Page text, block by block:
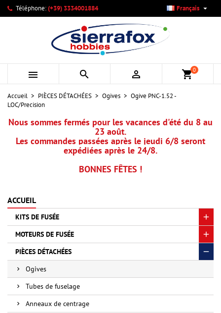
Téléphone:(+39) 3334001884 Français 
   shopping_cart0
Accueil PIÈCES DÉTACHÉES Ogives
Ogive PNC-1.52 -
LOC/Precision
Nous sommes fermés pour les vacances d'été du 8 au
23 août.
Les commandes passées après le jeudi 6/8 seront
expédiées après le 24/8.
BONNES FÊTES !
ACCUEIL
KITS DE FUSÉE
MOTEURS DE FUSÉE
PIÈCES DÉTACHÉES
Ogives
Tubes de fuselage
Anneaux de centrage
Mes listes d'envies ×
Créer une nouvelle liste
Créer une liste d'envies ×
Nom de la liste d'envies
Annuler Créer une liste d'envies
Connexion ×
Vous devez être connecté pour ajouter des produits à votre
liste d'envies.
Annuler Connexion